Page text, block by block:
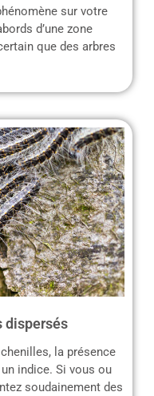
sur votre
d’une zone
que des arbres
dispersés
la présence
indice. Si vous ou
soudainement des